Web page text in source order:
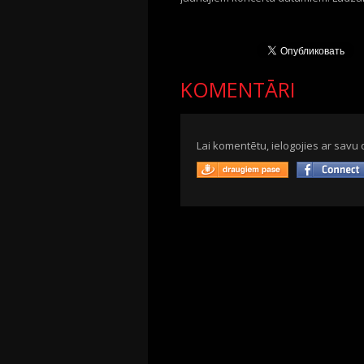
KOMENTĀRI
Lai komentētu, ielogojies ar savu